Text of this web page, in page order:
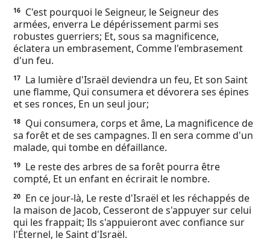
16
C'est pourquoi le Seigneur, le Seigneur des
armées, enverra Le dépérissement parmi ses
robustes guerriers; Et, sous sa magnificence,
éclatera un embrasement, Comme l'embrasement
d'un feu.
17
La lumière d'Israël deviendra un feu, Et son Saint
une flamme, Qui consumera et dévorera ses épines
et ses ronces, En un seul jour;
18
Qui consumera, corps et âme, La magnificence de
sa forêt et de ses campagnes. Il en sera comme d'un
malade, qui tombe en défaillance.
19
Le reste des arbres de sa forêt pourra être
compté, Et un enfant en écrirait le nombre.
20
En ce jour-là, Le reste d'Israël et les réchappés de
la maison de Jacob, Cesseront de s'appuyer sur celui
qui les frappait; Ils s'appuieront avec confiance sur
l'Éternel, le Saint d'Israël.